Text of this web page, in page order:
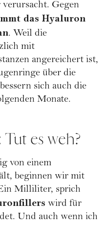
Gegen
das Hyaluron
. Weil die
mit
angereichert ist,
über die
sich auch die
Monate.
es weh?
von einem
beginnen wir mit
Milliliter, sprich
wird für
Und auch wenn ich